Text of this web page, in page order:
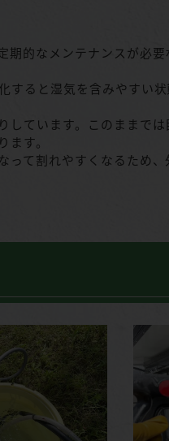
的なメンテナンスが必
ると湿気を含みやすい
ています。このままで
す。
て割れやすくなるため